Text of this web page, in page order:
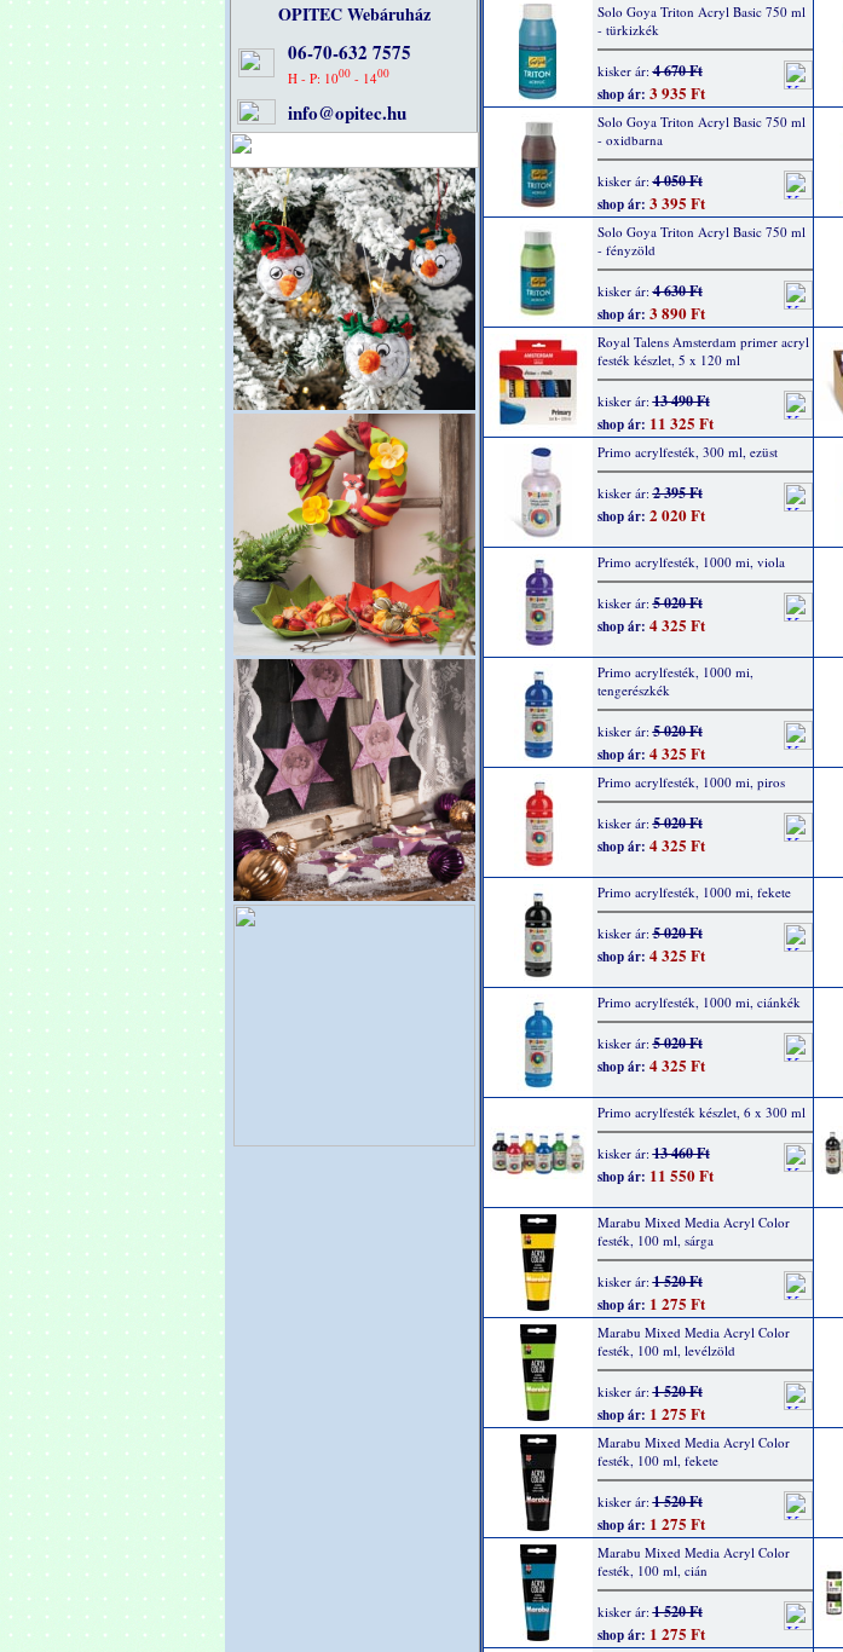
OPITEC Webáruház
06-70-632 7575
H - P: 1000 - 1400
info@opitec.hu
Solo Goya Triton Acryl Basic 750 ml
- türkizkék
kisker ár:4 670 Ft
shop ár: 3 935 Ft
Solo Goya Triton Acryl Basic 750 ml
- oxidbarna
kisker ár:4 050 Ft
shop ár: 3 395 Ft
Solo Goya Triton Acryl Basic 750 ml
- fényzöld
kisker ár:4 630 Ft
shop ár: 3 890 Ft
Royal Talens Amsterdam primer acryl
festék készlet, 5 x 120 ml
kisker ár:13 490 Ft
shop ár: 11 325 Ft
Primo acrylfesték, 300 ml, ezüst
kisker ár:2 395 Ft
shop ár: 2 020 Ft
Primo acrylfesték, 1000 mi, viola
kisker ár:5 020 Ft
shop ár: 4 325 Ft
Primo acrylfesték, 1000 mi,
tengerészkék
kisker ár:5 020 Ft
shop ár: 4 325 Ft
Primo acrylfesték, 1000 mi, piros
kisker ár:5 020 Ft
shop ár: 4 325 Ft
Primo acrylfesték, 1000 mi, fekete
kisker ár:5 020 Ft
shop ár: 4 325 Ft
Primo acrylfesték, 1000 mi, ciánkék
kisker ár:5 020 Ft
shop ár: 4 325 Ft
Primo acrylfesték készlet, 6 x 300 ml
kisker ár:13 460 Ft
shop ár: 11 550 Ft
Marabu Mixed Media Acryl Color
festék, 100 ml, sárga
kisker ár:1 520 Ft
shop ár: 1 275 Ft
Marabu Mixed Media Acryl Color
festék, 100 ml, levélzöld
kisker ár:1 520 Ft
shop ár: 1 275 Ft
Marabu Mixed Media Acryl Color
festék, 100 ml, fekete
kisker ár:1 520 Ft
shop ár: 1 275 Ft
Marabu Mixed Media Acryl Color
festék, 100 ml, cián
kisker ár:1 520 Ft
shop ár: 1 275 Ft